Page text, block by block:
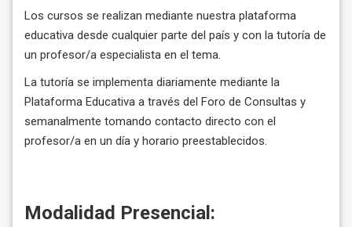
Los cursos se realizan mediante nuestra plataforma
educativa desde cualquier parte del país y con la tutoría de
un profesor/a especialista en el tema.
La tutoría se implementa diariamente mediante la
Plataforma Educativa a través del Foro de Consultas y
semanalmente tomando contacto directo con el
profesor/a en un día y horario preestablecidos.
Modalidad Presencial: